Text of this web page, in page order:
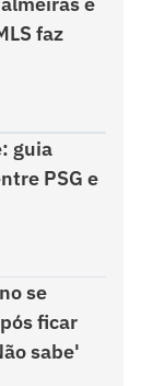
faz
guia
PSG e
se
ficar
sabe'